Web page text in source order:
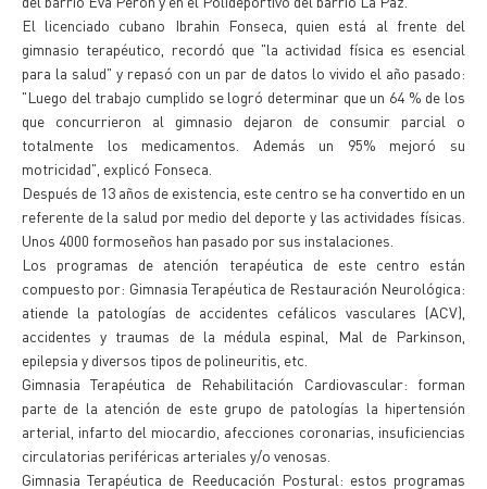
El licenciado cubano Ibrahin Fonseca, quien está al frente del
gimnasio terapéutico, recordó que "la actividad física es esencial
para la salud" y repasó con un par de datos lo vivido el año pasado:
"Luego del trabajo cumplido se logró determinar que un 64 % de los
que concurrieron al gimnasio dejaron de consumir parcial o
totalmente los medicamentos. Además un 95% mejoró su
motricidad", explicó Fonseca.
Después de 13 años de existencia, este centro se ha convertido en un
referente de la salud por medio del deporte y las actividades físicas.
Unos 4000 formoseños han pasado por sus instalaciones.
Los programas de atención terapéutica de este centro están
compuesto por: Gimnasia Terapéutica de Restauración Neurológica:
atiende la patologías de accidentes cefálicos vasculares (ACV),
accidentes y traumas de la médula espinal, Mal de Parkinson,
epilepsia y diversos tipos de polineuritis, etc.
Gimnasia Terapéutica de Rehabilitación Cardiovascular: forman
parte de la atención de este grupo de patologías la hipertensión
arterial, infarto del miocardio, afecciones coronarias, insuficiencias
circulatorias periféricas arteriales y/o venosas.
Gimnasia Terapéutica de Reeducación Postural: estos programas